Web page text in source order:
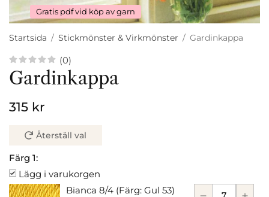
Gratis pdf vid köp av garn
Startsida / Stickmönster & Virkmönster / Gardinkappa
(0)
Gardinkappa
315 kr
Återställ val
Färg 1:
Lägg i varukorgen
Bianca 8/4 (Färg: Gul 53)